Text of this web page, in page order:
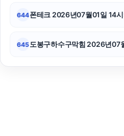
644폰테크 2026년07월01일 14
645 도봉구하수구막힘 2026년07